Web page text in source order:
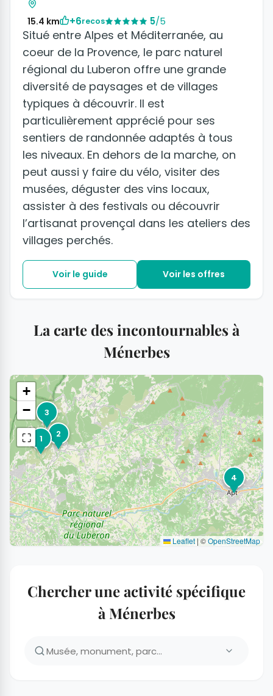
15.4 km +6recos 5/5
Situé entre Alpes et Méditerranée, au
coeur de la Provence, le parc naturel
régional du Luberon offre une grande
diversité de paysages et de villages
typiques à découvrir. Il est
particulièrement apprécié pour ses
sentiers de randonnée adaptés à tous
les niveaux. En dehors de la marche, on
peut aussi y faire du vélo, visiter des
musées, déguster des vins locaux,
assister à des festivals ou découvrir
l’artisanat provençal dans les ateliers des
villages perchés.
Voir le guide Voir les offres
La carte des incontournables à
Ménerbes
1 2
3
4
+
−
⛶
Leaflet | ©OpenStreetMap
Chercher une activité spécifique
à Ménerbes